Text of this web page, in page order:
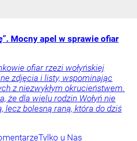
Mocny apel w sprawie ofiar
ofiar rzezi wołyńskiej
zdjęcia i listy, wspominając
z niezwykłym okrucieństwem.
że dla wielu rodzin Wołyń nie
lecz bolesną raną, która do dziś
Tylko u Nas